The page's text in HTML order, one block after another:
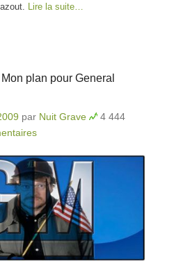
Lire la suite…
plan pour General
par Nuit Grave
4 444